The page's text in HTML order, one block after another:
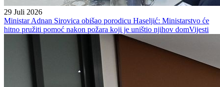
29 Juli 2026
Ministar Adnan Sirovica obišao porodicu Haseljić: Ministarstvo će
hitno pružiti pomoć nakon požara koji je uništio njihov domVijesti